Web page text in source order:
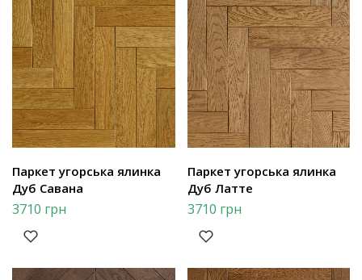
Паркет угорська ялинка
Дуб Савана
3710 грн
Паркет угорська ялинка
Дуб Латте
3710 грн